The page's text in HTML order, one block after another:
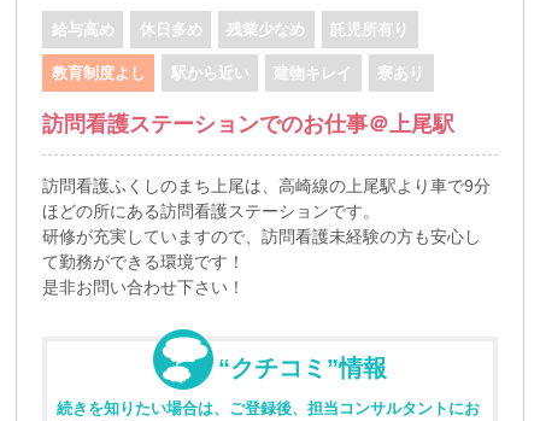
給与高め 休日多め 残業少なめ 託児所有り
教育制度よし 駅から近い 建物キレイ 寮あり
訪問看護ステーションでのお仕事＠上尾駅
訪問看護ふくしのまち上尾は、高崎線の上尾駅より車で9分
ほどの所にある訪問看護ステーションです。
研修が充実していますので、訪問看護未経験の方も安心し
て勤務ができる環境です！
是非お問い合わせ下さい！
“クチコミ”情報
続きを知りたい場合は、ご登録後、担当コンサルタントにお